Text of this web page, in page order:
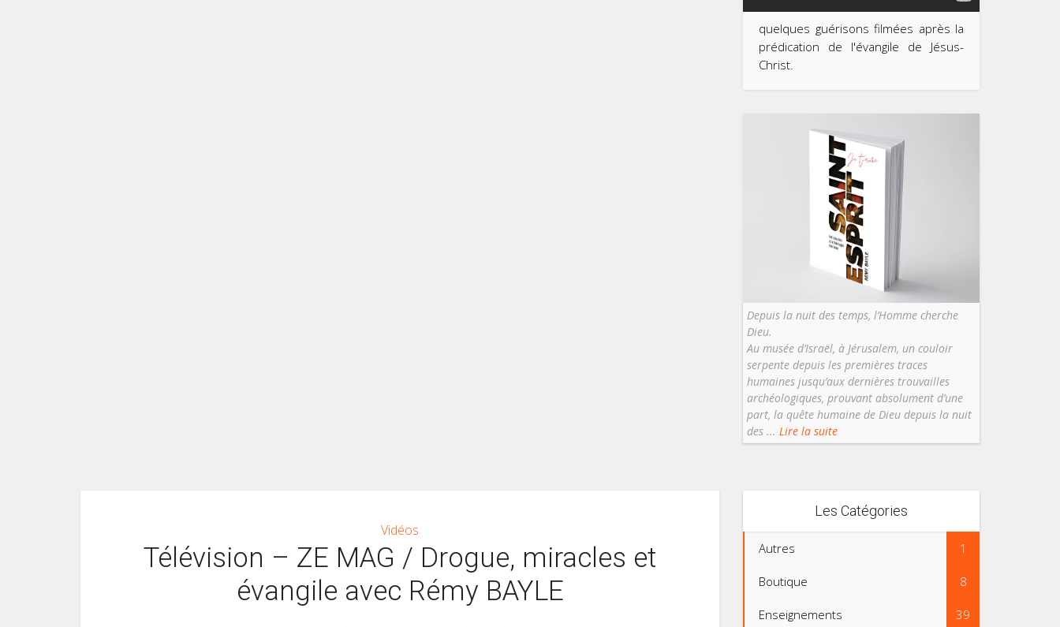
quelques guérisons filmées après la
prédication de l'évangile de Jésus-
Christ.
Depuis la nuit des temps, l’Homme cherche
Dieu.
Au musée d’Israël, à Jérusalem, un couloir
serpente depuis les premières traces
humaines jusqu’aux dernières trouvailles
archéologiques, prouvant absolument d’une
part, la quête humaine de Dieu depuis la nuit
des ... Lire la suite
Vidéos
Télévision – ZE MAG / Drogue, miracles et
évangile avec Rémy BAYLE
Les Catégories
Autres 1
Boutique 8
Enseignements 39